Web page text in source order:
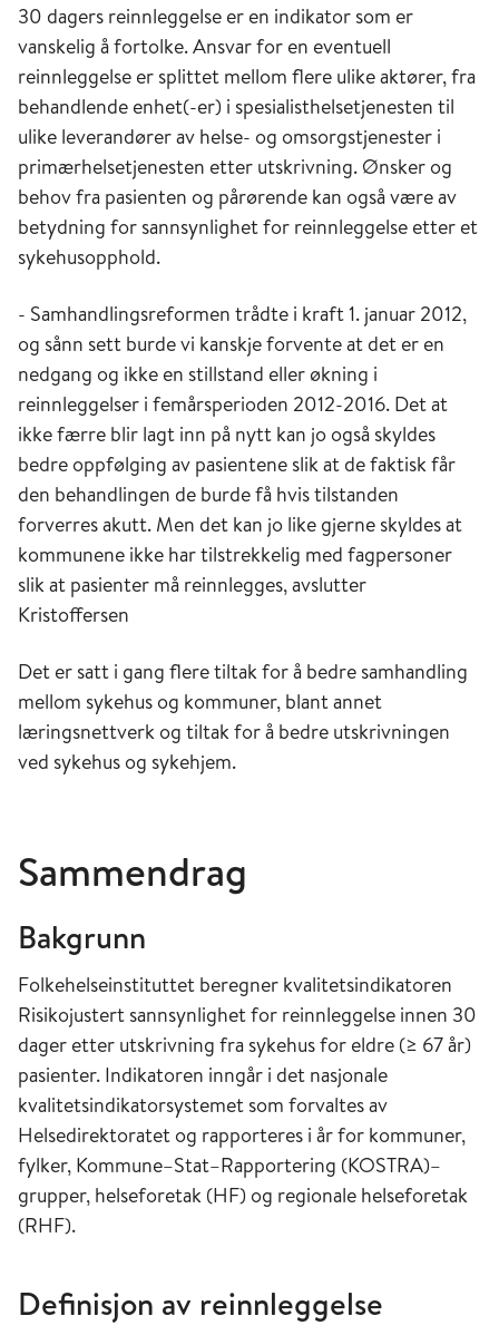
30 dagers reinnleggelse er en indikator som er
vanskelig å fortolke. Ansvar for en eventuell
reinnleggelse er splittet mellom flere ulike aktører, fra
behandlende enhet(-er) i spesialisthelsetjenesten til
ulike leverandører av helse- og omsorgstjenester i
primærhelsetjenesten etter utskrivning. Ønsker og
behov fra pasienten og pårørende kan også være av
betydning for sannsynlighet for reinnleggelse etter et
sykehusopphold.
- Samhandlingsreformen trådte i kraft 1. januar 2012,
og sånn sett burde vi kanskje forvente at det er en
nedgang og ikke en stillstand eller økning i
reinnleggelser i femårsperioden 2012-2016. Det at
ikke færre blir lagt inn på nytt kan jo også skyldes
bedre oppfølging av pasientene slik at de faktisk får
den behandlingen de burde få hvis tilstanden
forverres akutt. Men det kan jo like gjerne skyldes at
kommunene ikke har tilstrekkelig med fagpersoner
slik at pasienter må reinnlegges, avslutter
Kristoffersen
Det er satt i gang flere tiltak for å bedre samhandling
mellom sykehus og kommuner, blant annet
læringsnettverk og tiltak for å bedre utskrivningen
ved sykehus og sykehjem.
Sammendrag
Bakgrunn
Folkehelseinstituttet beregner kvalitetsindikatoren
Risikojustert sannsynlighet for reinnleggelse innen 30
dager etter utskrivning fra sykehus for eldre (≥ 67 år)
pasienter. Indikatoren inngår i det nasjonale
kvalitetsindikatorsystemet som forvaltes av
Helsedirektoratet og rapporteres i år for kommuner,
fylker, Kommune–Stat–Rapportering (KOSTRA)–
grupper, helseforetak (HF) og regionale helseforetak
(RHF).
Definisjon av reinnleggelse